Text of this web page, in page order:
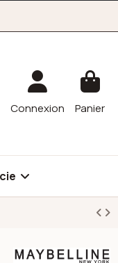
Connexion Panier
Maybelline